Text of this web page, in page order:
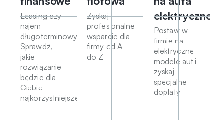
Leasing czy
najem
długoterminowy?
Sprawdź,
jakie
rozwiązanie
będzie dla
Ciebie
najkorzystniejsze
Zyskaj
profesjonalne
wsparcie dla
firmy od A
do Z
elektryczne
Postaw w
firmie na
elektryczne
modele aut i
zyskaj
specjalne
dopłaty